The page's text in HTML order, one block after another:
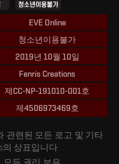
EVE Online
청소년이용불가
2019년 10월 10일
Fenris Creations
제CC-NP-191010-001호
제4506973469호
관련된 모든 로고 및 기타
의 상표입니다.
모든 권리 보유.